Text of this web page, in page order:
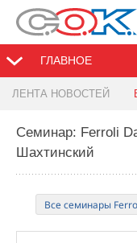
ГЛАВНОЕ
ЛЕНТА НОВОСТЕЙ
Семинар: Ferroli
Шахтинский
Все семинары